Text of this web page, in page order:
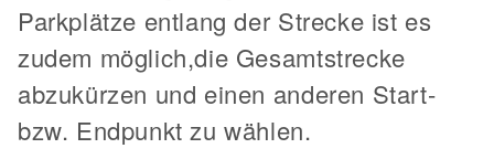
Parkplätze entlang der Strecke ist es
zudem möglich,die Gesamtstrecke
abzukürzen und einen anderen Start-
bzw. Endpunkt zu wählen.